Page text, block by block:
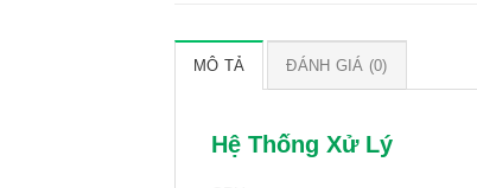
MÔ TẢ ĐÁNH GIÁ (0)
Hệ Thống Xử Lý